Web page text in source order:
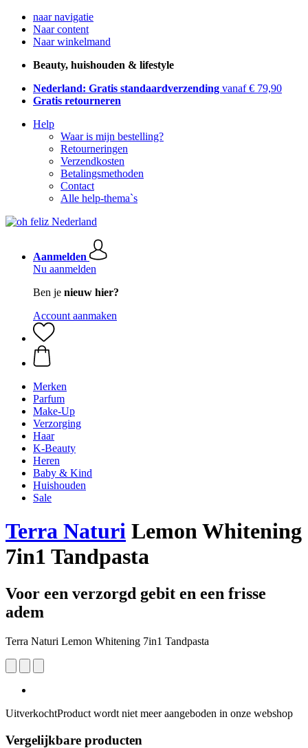
naar navigatie
Naar content
Naar winkelmand
Beauty, huishouden & lifestyle
Nederland: Gratis standaardverzending vanaf € 79,90
Gratis retourneren
Help
Waar is mijn bestelling?
Retourneringen
Verzendkosten
Betalingsmethoden
Contact
Alle help-thema`s
Aanmelden
Nu aanmelden
Ben je nieuw hier?
Account aanmaken
Merken
Parfum
Make-Up
Verzorging
Haar
K-Beauty
Heren
Baby & Kind
Huishouden
Sale
Terra Naturi Lemon Whitening
7in1 Tandpasta
Voor een verzorgd gebit en een frisse
adem
Terra Naturi Lemon Whitening 7in1 Tandpasta
UitverkochtProduct wordt niet meer aangeboden in onze webshop
Vergelijkbare producten